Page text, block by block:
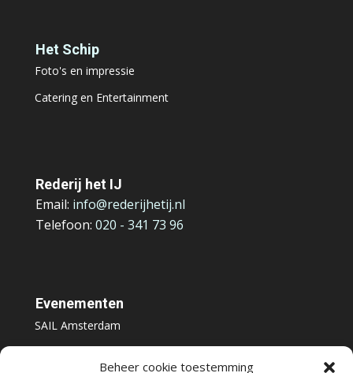
Beheer cookie toestemming
Het Schip
Foto's en impressie
Catering en Entertainment
Rederij het IJ
Email: info@rederijhetij.nl
Telefoon: 020 - 341 73 96
Evenementen
SAIL Amsterdam